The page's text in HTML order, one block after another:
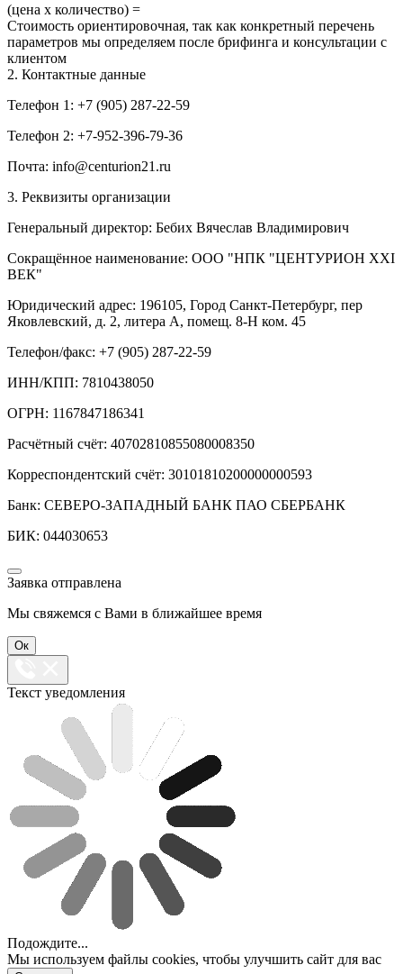
(цена х количество) =
Стоимость ориентировочная, так как конкретный перечень
параметров мы определяем после брифинга и консультации с
клиентом
2. Контактные данные
Телефон 1: +7 (905) 287-22-59
Телефон 2: +7-952-396-79-36
Почта: info@centurion21.ru
3. Реквизиты организации
Генеральный директор: Бебих Вячеслав Владимирович
Сокращённое наименование: ООО "НПК "ЦЕНТУРИОН XXI
ВЕК"
Юридический адрес: 196105, Город Санкт-Петербург, пер
Яковлевский, д. 2, литера А, помещ. 8-Н ком. 45
Телефон/факс: +7 (905) 287-22-59
ИНН/КПП: 7810438050
ОГРН: 1167847186341
Расчётный счёт: 40702810855080008350
Корреспондентский счёт: 30101810200000000593
Банк: СЕВЕРО-ЗАПАДНЫЙ БАНК ПАО СБЕРБАНК
БИК: 044030653
Заявка отправлена
Мы свяжемся с Вами в ближайшее время
Ок
Текст уведомления
Подождите...
Мы используем файлы cookies, чтобы улучшить сайт для вас